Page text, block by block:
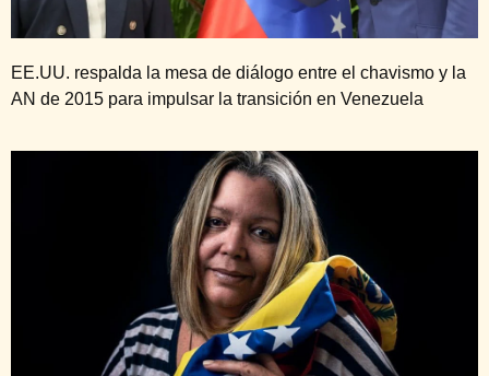
EE.UU. respalda la mesa de diálogo entre el chavismo y la
AN de 2015 para impulsar la transición en Venezuela